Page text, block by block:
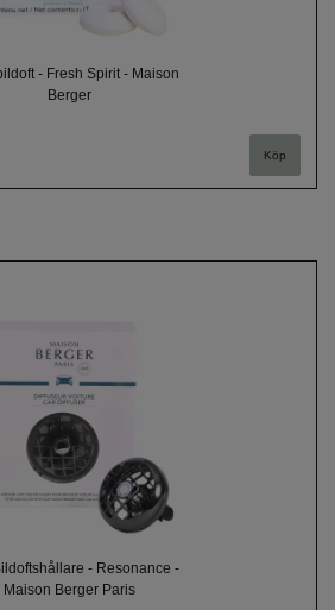
- Fresh Spirit - Maison
Berger
- Resonance -
Maison Berger Paris